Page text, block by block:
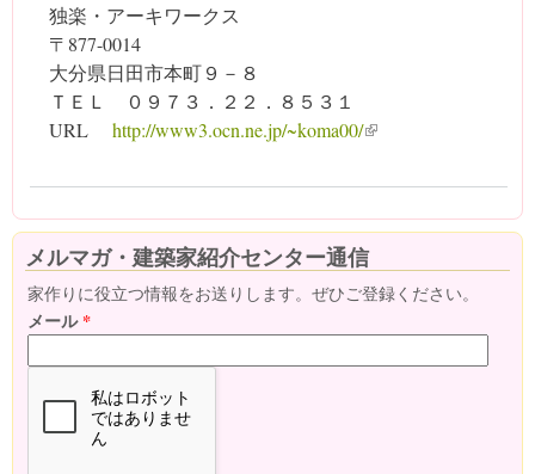
独楽・アーキワークス
〒877-0014
大分県日田市本町９－８
ＴＥＬ ０９７３．２２．８５３１
URL http://www3.ocn.ne.jp/~koma00/(link is external)
メルマガ・建築家紹介センター通信
家作りに役立つ情報をお送りします。ぜひご登録ください。
メール*